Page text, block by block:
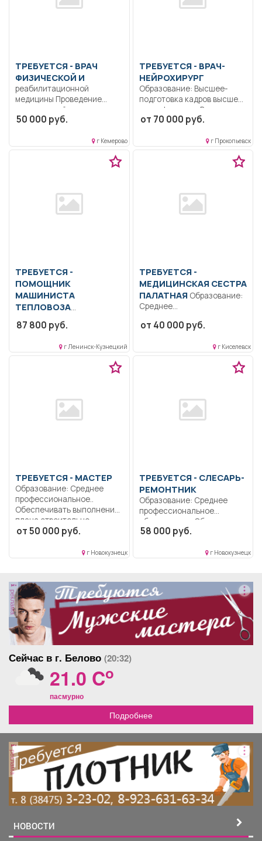
ТРЕБУЕТСЯ - ВРАЧ
ФИЗИЧЕСКОЙ И
реабилитационной
медицины Проведение
медицинской
реабилитации пациентов,
50 000 руб.
г Кемерово
ТРЕБУЕТСЯ - ВРАЧ-
НЕЙРОХИРУРГ
Образование: Высшее-
подготовка кадров высшей
квалификации.. В
соответствии с
от 70 000 руб.
г Прокопьевск
ТРЕБУЕТСЯ -
ПОМОЩНИК
МАШИНИСТА
ТЕПЛОВОЗА
профессиональное
перевозок. Обеспечение
безопасности движения...
87 800 руб.
г Ленинск-Кузнецкий
ТРЕБУЕТСЯ -
МЕДИЦИНСКАЯ СЕСТРА
ПАЛАТНАЯОбразование:
Среднее
Коммуникабельность.
Дисциплинированность..
Выполнение должностных
обязанностей согласно...
от 40 000 руб.
г Киселевск
ТРЕБУЕТСЯ - МАСТЕР
Образование: Среднее
профессиональное..
Обеспечивать выполнение
плана строительно-
монтажных работ на...
от 50 000 руб.
г Новокузнецк
ТРЕБУЕТСЯ - СЛЕСАРЬ-
РЕМОНТНИК
Образование: Среднее
профессиональное
образование.. Обслуживать
и ремонтировать системы
58 000 руб.
г Новокузнецк
реклама
Сейчас в г. Белово (20:32)
21.0 Co
пасмурно
Подробнее
реклама
НОВОСТИ